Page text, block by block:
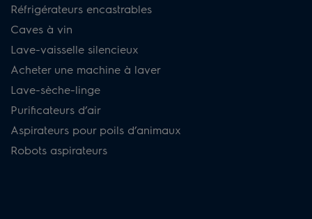
Réfrigérateurs encastrables
Caves à vin
Lave-vaisselle silencieux
Acheter une machine à laver
Lave-sèche-linge
Purificateurs d’air
Aspirateurs pour poils d’animaux
Robots aspirateurs